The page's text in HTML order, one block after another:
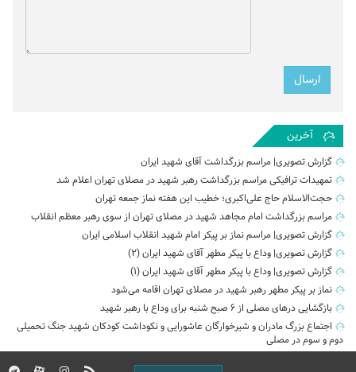
آخرین
گزارش تصویری| مراسم بزرگداشت آقای شهید ایران
تمهیدات ترافیکی مراسم بزرگداشت رهبر شهید در مصلای تهران اعلام شد
حجت‌الاسلام حاج علی‌اکبری؛ خطیب این هفته نماز جمعه تهران
مراسم بزرگداشت امام مجاهد شهید در مصلای تهران از سوی رهبر معظم انقلاب
گزارش تصویری| مراسم نماز بر پیکر امام شهید انقلاب اسلامی ایران
گزارش تصویری| وداع با پیکر مطهر آقای شهید ایران (2)
گزارش تصویری| وداع با پیکر مطهر آقای شهید ایران (1)
نماز بر پیکر مطهر رهبر شهید در مصلای تهران اقامه می‌شود
بازگشایی درهای مصلی از ۶ صبح شنبه برای وداع با رهبر شهید
اجتماع بزرگ مادران و شیرخوارگان عاشورایی و نکوداشت کودکان شهید جنگ تحمیلی
دوم و سوم در مصلی